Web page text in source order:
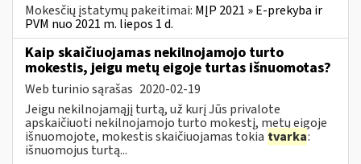
Mokesčių įstatymų pakeitimai: MĮP 2021 » E-prekyba ir
PVM nuo 2021 m. liepos 1 d.
Kaip skaičiuojamas nekilnojamojo turto
mokestis, jeigu metų eigoje turtas išnuomotas?
Web turinio sąrašas 2020-02-19
Jeigu nekilnojamąjį turtą, už kurį Jūs privalote
apskaičiuoti nekilnojamojo turto mokestį, metų eigoje
išnuomojote, mokestis skaičiuojamas tokia tvarka:
išnuomojus turtą...